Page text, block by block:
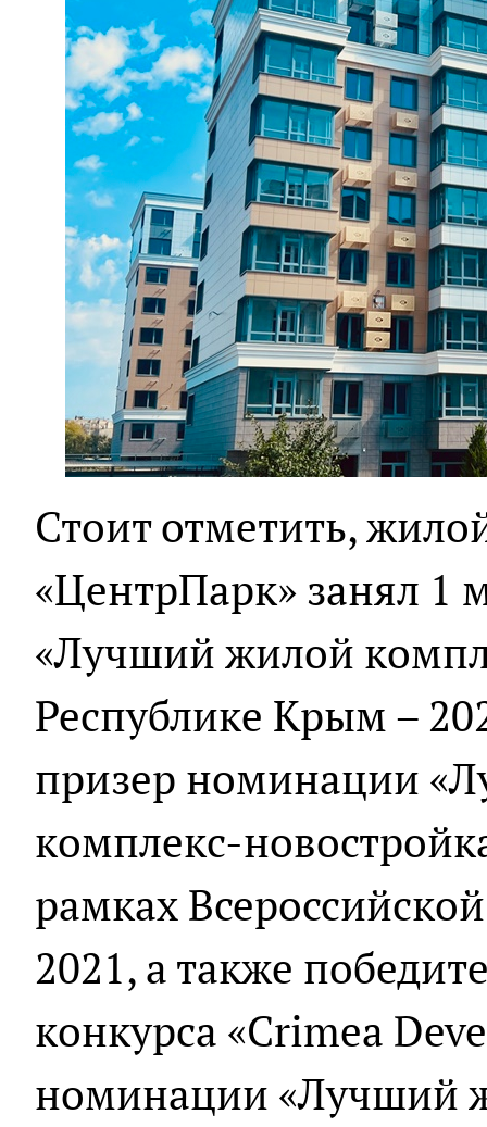
Стоит отметить,
«ЦентрПарк» занял 1
«Лучший жилой
Республике Крым –
призер номинации
комплекс-
рамках
2021, а также
конкурса «Crimea
номинации «Лучший